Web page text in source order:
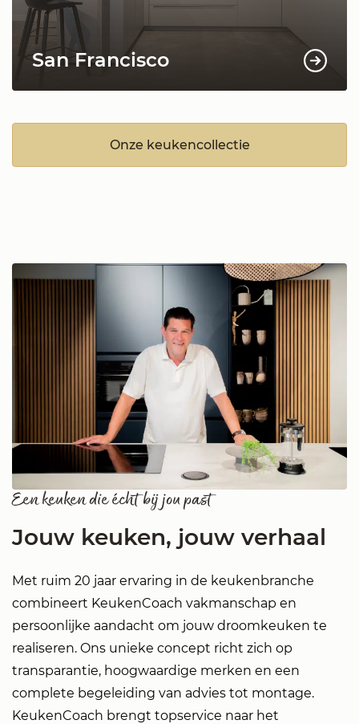
San Francisco
Onze keukencollectie
Een keuken die écht bij jou past
Jouw keuken, jouw verhaal
Met ruim 20 jaar ervaring in de keukenbranche
combineert KeukenCoach vakmanschap en
persoonlijke aandacht om jouw droomkeuken te
realiseren. Ons unieke concept richt zich op
transparantie, hoogwaardige merken en een
complete begeleiding van advies tot montage.
KeukenCoach brengt topservice naar het